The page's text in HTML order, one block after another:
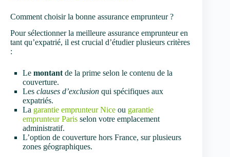
Comment choisir la bonne assurance emprunteur ?
Pour sélectionner la meilleure assurance emprunteur en
tant qu’expatrié, il est crucial d’étudier plusieurs critères
:
Le montantde la prime selon le contenu de la
couverture.
Les clauses d’exclusion qui spécifiques aux
expatriés.
La garantie emprunteur Nice ou garantie
emprunteur Paris selon votre emplacement
administratif.
L’option de couverture hors France, sur plusieurs
zones géographiques.